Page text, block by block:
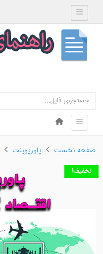
Toggle navigation
Menu
Skip to content
Toggle navigation
صفحه نخست پاورپوینت
تخفیف!